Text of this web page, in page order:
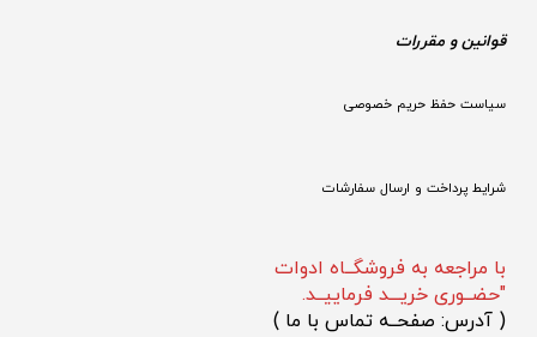
قوانین و مقررات
سیاست حفظ حریم خصوصی
شرایط پرداخت و ارسال سفارشات
با مراجعه به فروشگــاه ادوات
"حضــوری خریـــد فرماییــد.
( آدرس: صفحــه تماس با ما )